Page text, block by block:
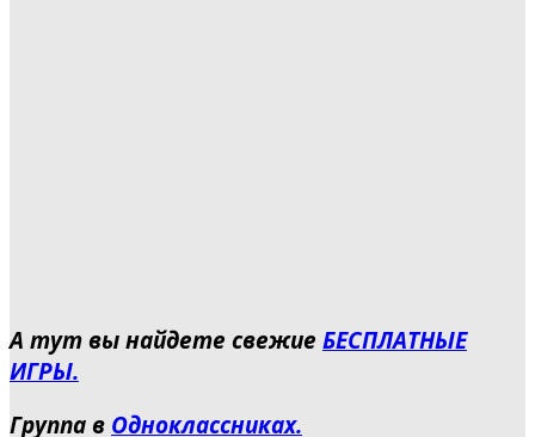
А тут вы найдете свежие БЕСПЛАТНЫЕ
ИГРЫ.
Группа в Одноклассниках.